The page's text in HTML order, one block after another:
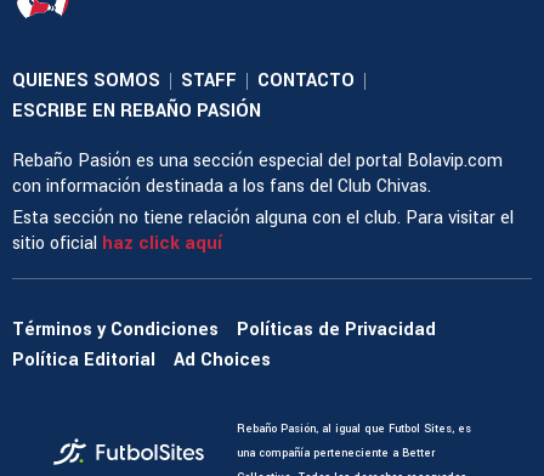
QUIENES SOMOS | STAFF | CONTACTO |
ESCRIBE EN REBAÑO PASIÓN
Rebaño Pasión es una sección especial del portal Bolavip.com
con información destinada a los fans del Club Chivas.
Esta sección no tiene relación alguna con el club. Para visitar el
sitio oficial haz click aquí
Términos y Condiciones
Políticas de Privacidad
Política Editorial
Ad Choices
Rebaño Pasión, al igual que Futbol Sites, es
una compañía perteneciente a Better